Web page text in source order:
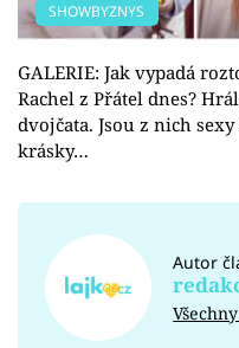
SHOWBYZNYS
GALERIE: Jak vypadá
Rachel z Přátel dnes?
dvojčata. Jsou z nich
krásky…
Autor